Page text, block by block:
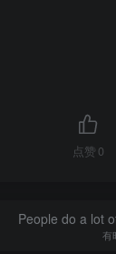
点赞 0
People do a lot
有